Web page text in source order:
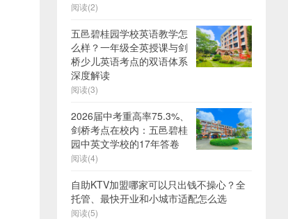
阅读(2)
五邑碧桂园学校英语教学怎
么样？一年级全英授课与剑
桥少儿英语考点的双语体系
深度解读
阅读(3)
2026届中考重高率75.3%、
剑桥考点在校内：五邑碧桂
园中英文学校的17年答卷
阅读(4)
自助KTV加盟哪家可以只出钱不操心？全
托管、最快开业和小城市适配怎么选
阅读(5)